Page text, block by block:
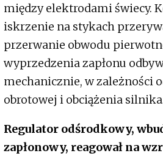
między elektrodami świecy.
iskrzenie na stykach
przerwanie obwodu
wyprzedzenia zapłonu
mechanicznie, w zależności
obrotowej i obciążenia
Regulator odśrodkowy,
zapłonowy, reagował na